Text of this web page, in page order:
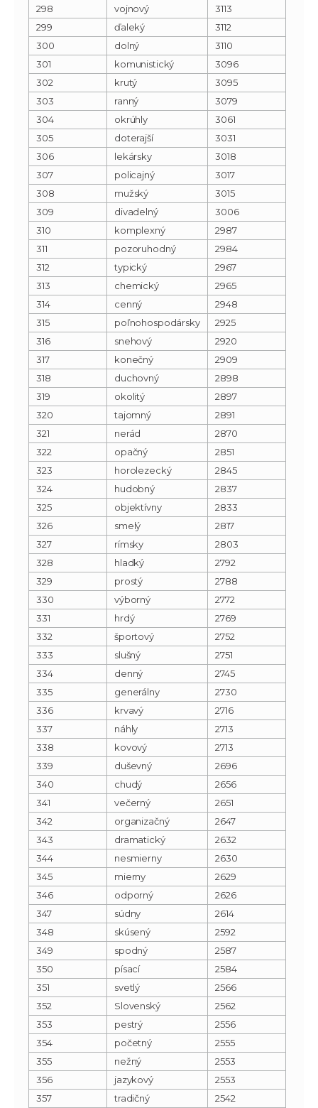
298 vojnový
3113
299
ďaleký
3112
300
dolný
3110
301
komunistický
3096
302
krutý
3095
303
ranný
3079
304
okrúhly
3061
305
doterajší
3031
306
lekársky
3018
307
policajný
3017
308
mužský
3015
309
divadelný
3006
310
komplexný
2987
311
pozoruhodný
2984
312
typický
2967
313
chemický
2965
314
cenný
2948
315
poľnohospodársky
2925
316
snehový
2920
317
konečný
2909
318
duchovný
2898
319
okolitý
2897
320
tajomný
2891
321
nerád
2870
322
opačný
2851
323
horolezecký
2845
324
hudobný
2837
325
objektívny
2833
326
smelý
2817
327
rímsky
2803
328
hladký
2792
329
prostý
2788
330
výborný
2772
331
hrdý
2769
332
športový
2752
333
slušný
2751
334
denný
2745
335
generálny
2730
336
krvavý
2716
337
náhly
2713
338
kovový
2713
339
duševný
2696
340
chudý
2656
341
večerný
2651
342
organizačný
2647
343
dramatický
2632
344
nesmierny
2630
345
mierny
2629
346
odporný
2626
347
súdny
2614
348
skúsený
2592
349
spodný
2587
350
písací
2584
351
svetlý
2566
352
Slovenský
2562
353
pestrý
2556
354
početný
2555
355
nežný
2553
356
jazykový
2553
357
tradičný
2542